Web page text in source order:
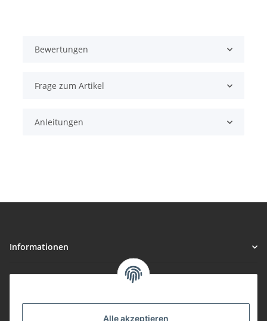
Alle akzeptieren
Bewertungen
Frage zum Artikel
Anleitungen
Informationen